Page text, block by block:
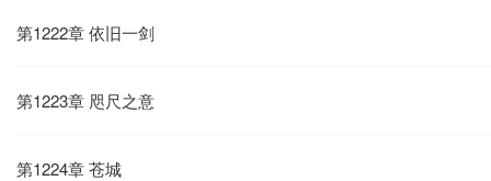
第1222章 依旧一剑
第1223章 咫尺之意
第1224章 苍城